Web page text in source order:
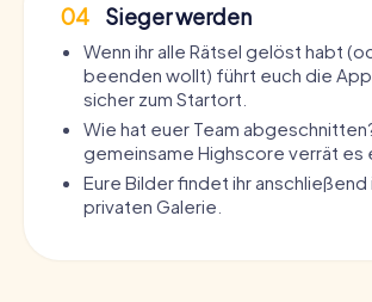
04 Sieger werden
Wenn ihr alle Rätsel gelöst habt
beenden wollt) führt euch die
sicher zum Startort.
Wie hat euer Team
gemeinsame Highscore verrät es
Eure Bilder findet ihr anschließend
privaten Galerie.